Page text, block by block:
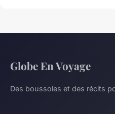
Globe En Voyage
Des boussoles et des récits